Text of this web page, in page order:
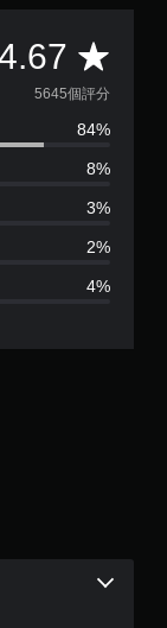
平
均
評
分
6
滿
5645個評分
84%
8%
3%
2%
4%